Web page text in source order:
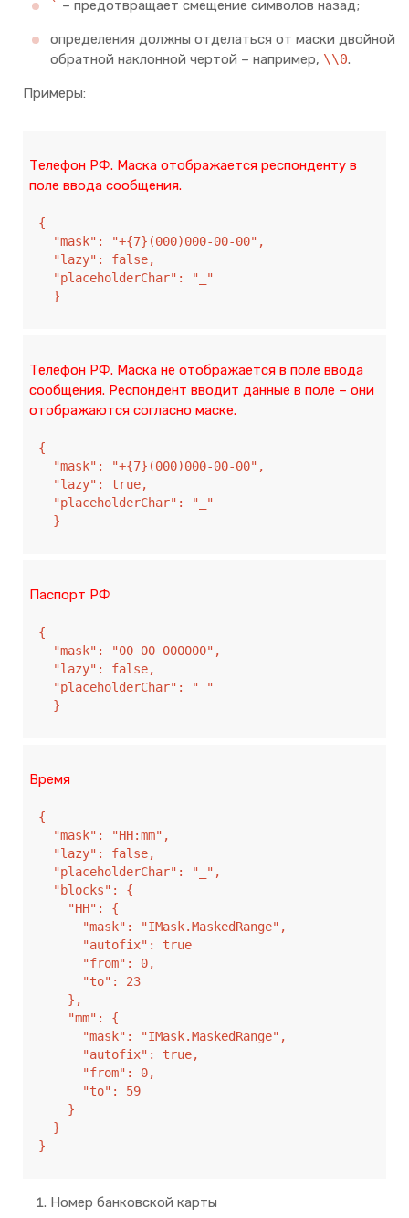
` – предотвращает смещение символов назад;
определения должны отделаться от маски двойной
обратной наклонной чертой – например, \\0.
Примеры:
Телефон РФ. Маска отображается респонденту в
поле ввода сообщения.
{
  "mask": "+{7}(000)000-00-00",
  "lazy": false,
  "placeholderChar": "_"
  }
Телефон РФ. Маска не отображается в поле ввода
сообщения. Респондент вводит данные в поле – они
отображаются согласно маске.
{
  "mask": "+{7}(000)000-00-00",
  "lazy": true,
  "placeholderChar": "_"
  }
Паспорт РФ
{
  "mask": "00 00 000000",
  "lazy": false,
  "placeholderChar": "_"
  }
Время
{
  "mask": "HH:mm",
  "lazy": false,
  "placeholderChar": "_",
  "blocks": {
    "HH": {
      "mask": "IMask.MaskedRange",
      "autofix": true
      "from": 0,
      "to": 23
    },
    "mm": {
      "mask": "IMask.MaskedRange",
      "autofix": true,
      "from": 0,
      "to": 59
    }
  }
}
Номер банковской карты